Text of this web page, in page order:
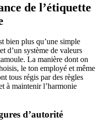
de l’étiquette
bien plus qu’une simple
d’un système de valeurs
La manière dont on
le ton employé et même
tous régis par des règles
à maintenir l’harmonie
d’autorité